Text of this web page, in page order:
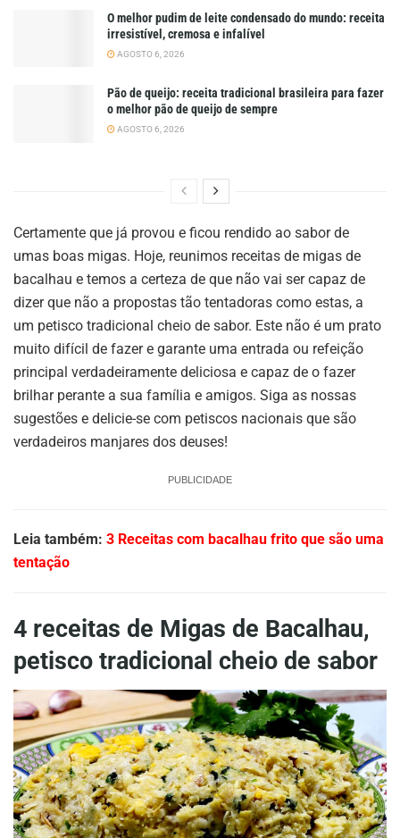
O melhor pudim de leite condensado do mundo: receita
irresistível, cremosa e infalível
AGOSTO 6, 2026
Pão de queijo: receita tradicional brasileira para fazer
o melhor pão de queijo de sempre
AGOSTO 6, 2026
Certamente que já provou e ficou rendido ao sabor de
umas boas migas. Hoje, reunimos receitas de migas de
bacalhau e temos a certeza de que não vai ser capaz de
dizer que não a propostas tão tentadoras como estas, a
um petisco tradicional cheio de sabor. Este não é um prato
muito difícil de fazer e garante uma entrada ou refeição
principal verdadeiramente deliciosa e capaz de o fazer
brilhar perante a sua família e amigos. Siga as nossas
sugestões e delicie-se com petiscos nacionais que são
verdadeiros manjares dos deuses!
PUBLICIDADE
Leia também: 3 Receitas com bacalhau frito que são uma
tentação
4 receitas de Migas de Bacalhau,
petisco tradicional cheio de sabor